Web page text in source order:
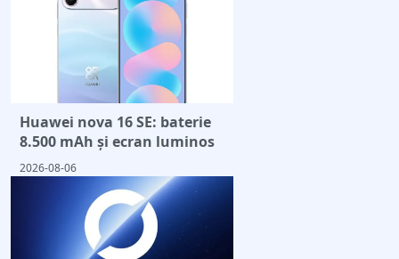
Huawei nova 16 SE: baterie
8.500 mAh și ecran luminos
2026-08-06